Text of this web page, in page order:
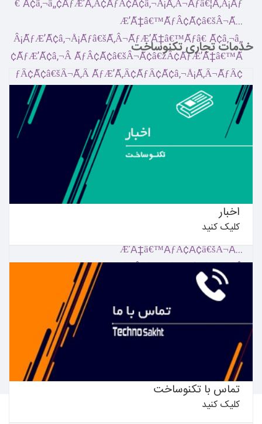
چسب ام دی اف
خدمات تجاری تکنوساخت
بیشتر بدانید ←
اخبار
کلیک کنید
بیشتر بدانید ←
تماس با تکنوساخت
کلیک کنید